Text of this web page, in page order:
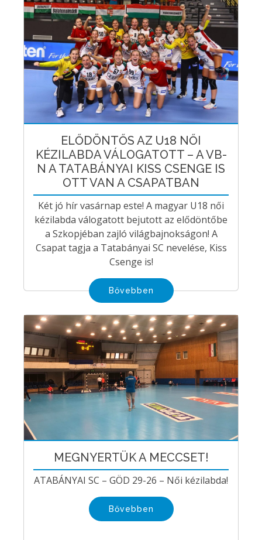
ELŐDÖNTŐS AZ U18 NŐI
KÉZILABDA VÁLOGATOTT – A VB-
N A TATABÁNYAI KISS CSENGE IS
OTT VAN A CSAPATBAN
Két jó hír vasárnap este! A magyar U18 női
kézilabda válogatott bejutott az elődöntőbe
a Szkopjéban zajló világbajnokságon! A
Csapat tagja a Tatabányai SC nevelése, Kiss
Csenge is!
Bővebben
MEGNYERTÜK A MECCSET!
ATABÁNYAI SC – GÖD 29-26 – Női kézilabda!
Bővebben